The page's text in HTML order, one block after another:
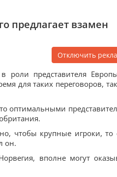
предлагает взамен
Отключить
роли представителя
для таких переговоров,
оптимальными
чтобы крупные игроки, то
он.
вполне могут